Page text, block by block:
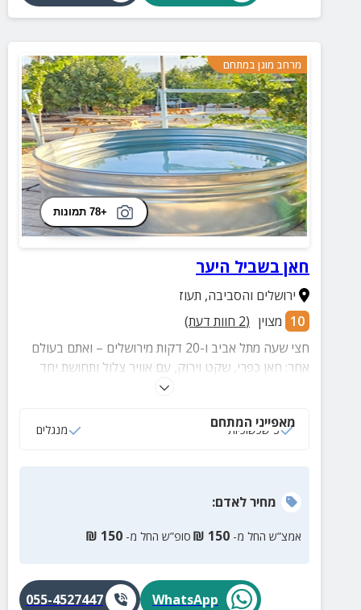
מרחב מוגן במתחם
+78 תמונות
חאן בשביל היער
ירושלים והסביבה, תעוז
10 מצוין (
2 חוות דעת)
חצי שעה מתל אביב ו-20 דקות מירושלים – ואתם בעולם
אחר: חאן כפרי, שקט וירוק, עם אוויר צלול ותחושת יחד
אמיתית. המקום המושלם לקבוצות, ריטריטים וימי גיבוש –
מאובזר ושטח פתוח לפעילויות. בחוץ מחכה לכם בוסתן עם
מאפייני המתחם
3 שכשוכיות מנגלים
מחירלאדם:
אמצ”ש החל מ- 150
₪ סופ”ש החל מ- 150
₪
WhatsApp
055-4527447